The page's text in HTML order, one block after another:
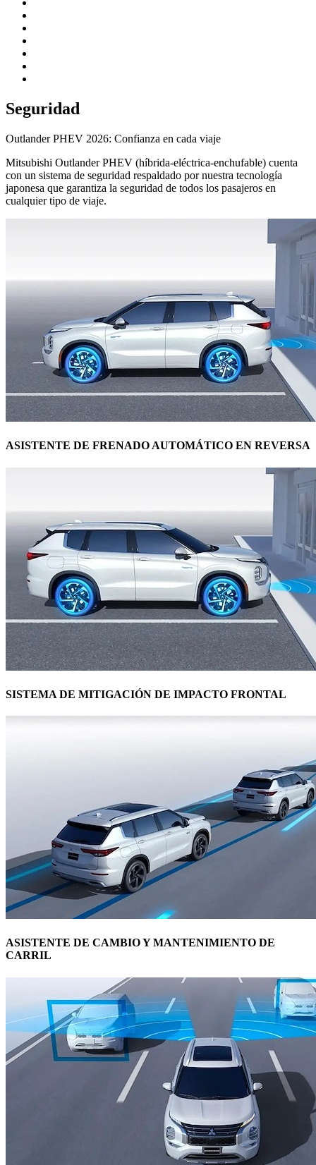
Seguridad
Outlander PHEV 2026: Confianza en cada viaje
Mitsubishi Outlander PHEV (híbrida-eléctrica-enchufable) cuenta
con un sistema de seguridad respaldado por nuestra tecnología
japonesa que garantiza la seguridad de todos los pasajeros en
cualquier tipo de viaje.
ASISTENTE DE FRENADO AUTOMÁTICO EN REVERSA
SISTEMA DE MITIGACIÓN DE IMPACTO FRONTAL
ASISTENTE DE CAMBIO Y MANTENIMIENTO DE
CARRIL